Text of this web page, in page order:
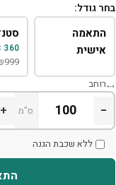
בחר גודל:
התאמה
אישית
360 × 240 ס"מ
999
רוחב
− ס"מ +
ללא שכבת הגנה